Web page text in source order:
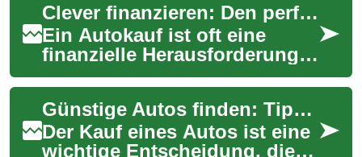
Clever finanzieren: Den perfekten Autokredit entdecken
Ein Autokauf ist oft eine
finanzielle Herausforderung.
Ob Neuwagen oder
Gebrauchter - die richtige
Finanzierung kann ...
Günstige Autos finden: Tipps für den cleveren Autokauf
Der Kauf eines Autos ist eine
wichtige Entscheidung, die